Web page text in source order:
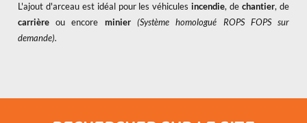
L'ajout d'arceau est idéal pour les véhiculesincendie, dechantier, de
carrièreou encore minier (Système homologué ROPS FOPS sur
demande).